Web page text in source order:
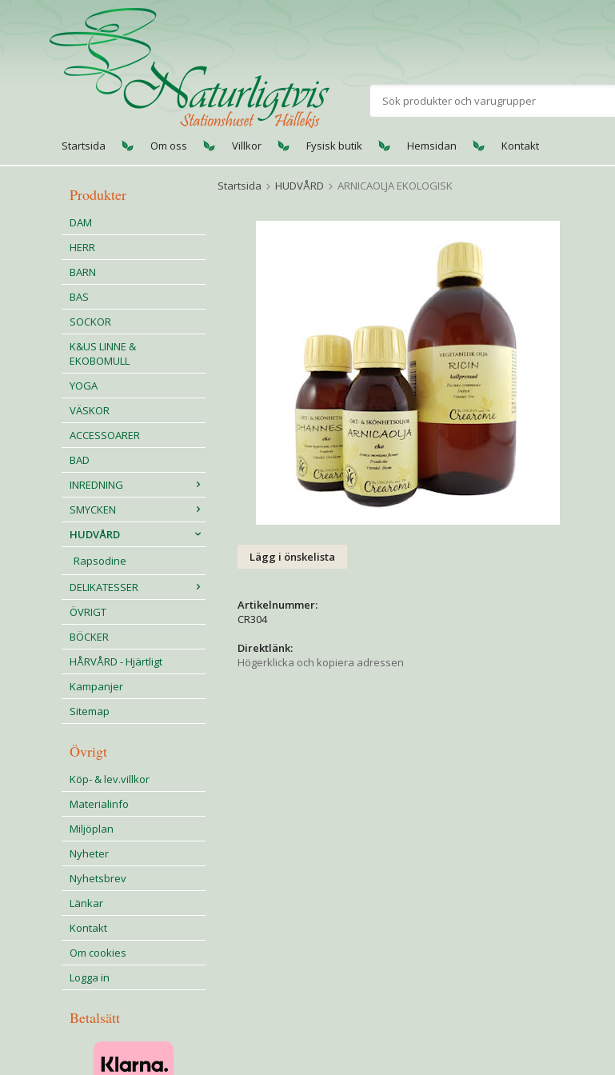
Startsida Om oss Villkor Fysisk butik Hemsidan Kontakt
Produkter
DAM
HERR
BARN
BAS
SOCKOR
K&US LINNE &
EKOBOMULL
YOGA
VÄSKOR
ACCESSOARER
BAD
INREDNING
SMYCKEN
HUDVÅRD
Rapsodine
DELIKATESSER
ÖVRIGT
BÖCKER
HÅRVÅRD - Hjärtligt
Kampanjer
Sitemap
Övrigt
Köp- & lev.villkor
Materialinfo
Miljöplan
Nyheter
Nyhetsbrev
Länkar
Kontakt
Om cookies
Logga in
Betalsätt
Startsida HUDVÅRD ARNICAOLJA EKOLOGISK
Lägg i önskelista
Artikelnummer:
CR304
Direktlänk:
Högerklicka och kopiera adressen